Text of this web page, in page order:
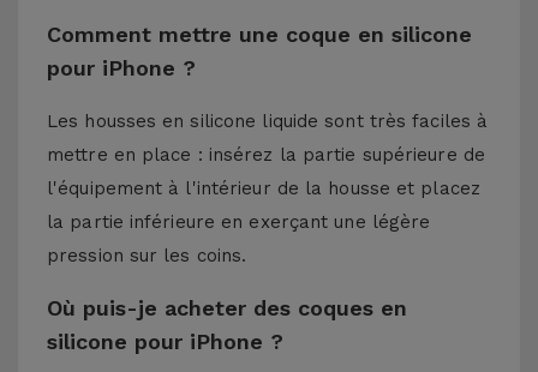
Comment mettre une coque en silicone
pour iPhone ?
Les housses en silicone liquide sont très faciles à
mettre en place : insérez la partie supérieure de
l'équipement à l'intérieur de la housse et placez
la partie inférieure en exerçant une légère
pression sur les coins.
Où puis-je acheter des coques en
silicone pour iPhone ?